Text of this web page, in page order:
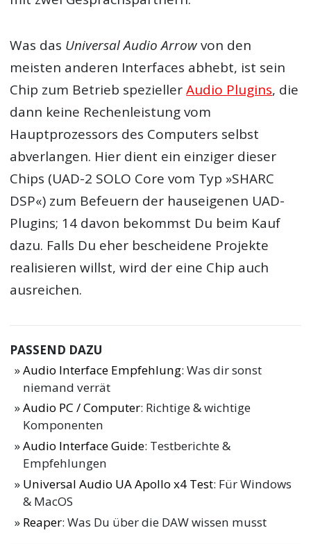
Was das Universal Audio Arrowvon den
meisten anderen Interfaces abhebt, ist sein
Chip zum Betrieb speziellerAudio Plugins, die
dann keine Rechenleistung vom
Hauptprozessors des Computers selbst
abverlangen. Hier dient ein einziger dieser
Chips (UAD-2 SOLO Core vom Typ »SHARC
DSP«) zum Befeuern der hauseigenen UAD-
Plugins; 14 davon bekommst Du beim Kauf
dazu. Falls Du eher bescheidene Projekte
realisieren willst, wird der eine Chip auch
ausreichen.
PASSEND DAZU
Audio Interface Empfehlung: Was dir sonst
niemand verrät
Audio PC / Computer: Richtige & wichtige
Komponenten
Audio Interface Guide: Testberichte &
Empfehlungen
Universal Audio UA Apollo x4 Test: Für Windows
& MacOS
Reaper: Was Du über die DAW wissen musst